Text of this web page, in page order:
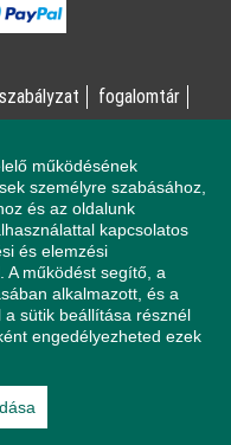
fogalomtár
jog fenntartva!
utca 14/A
magát, a magatartása
élőket, azonnal
(telefon: 112).
Kft. nem vállal
működésének
személyre szabásához,
és az oldalunk
kapcsolatos
és elemzési
A működést segítő, a
alkalmazott, és a
sütik beállítása résznél
engedélyezheted ezek